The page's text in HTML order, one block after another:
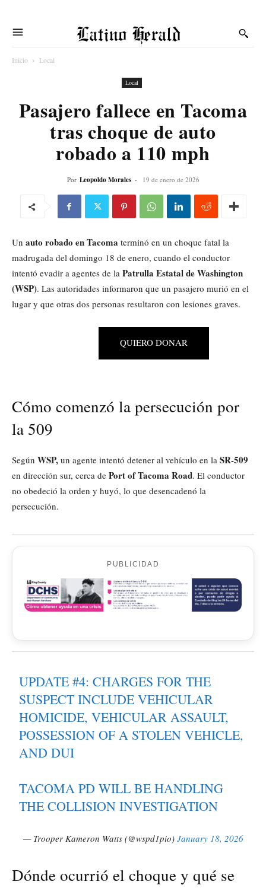
Latino Herald
Inicio Local
Local
Pasajero fallece en Tacoma
tras choque de auto
robado a 110 mph
Por Leopoldo Morales - 19 de enero de 2026
Un auto robado en Tacoma terminó en un choque fatal la
madrugada del domingo 18 de enero, cuando el conductor
intentó evadir a agentes de la Patrulla Estatal de Washington
(WSP). Las autoridades informaron que un pasajero murió en el
lugar y que otras dos personas resultaron con lesiones graves.
QUIERO DONAR
Cómo comenzó la persecución por
la 509
Según WSP, un agente intentó detener al vehículo en la SR-509
en dirección sur, cerca de Port of Tacoma Road. El conductor
no obedeció la orden y huyó, lo que desencadenó la
persecución.
PUBLICIDAD
UPDATE #4: CHARGES FOR THE
SUSPECT INCLUDE VEHICULAR
HOMICIDE, VEHICULAR ASSAULT,
POSSESSION OF A STOLEN VEHICLE,
AND DUI
TACOMA PD WILL BE HANDLING
THE COLLISION INVESTIGATION
— Trooper Kameron Watts (@wspd1pio) January 18, 2026
Dónde ocurrió el choque y qué se